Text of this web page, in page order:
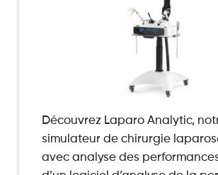
Découvrez Laparo Analytic,
simulateur de chirurgie
avec analyse des